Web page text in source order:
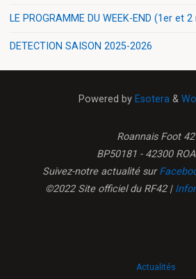
LE PROGRAMME DU WEEK-END (1er et
DETECTION SAISON 2025-2026
Powered by Esotera &
Roannais Foot 42
BP50181 - 42300
Suivez-notre actualité sur
©2022 Site officiel du RF42 |
Actualités